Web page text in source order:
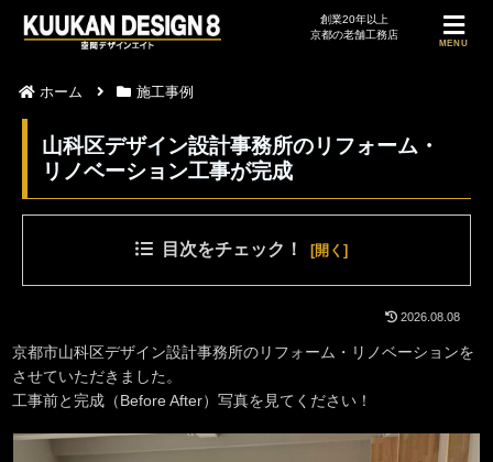
ホーム 施工事例
山科区デザイン設計事務所のリフォーム・
リノベーション工事が完成
目次をチェック！
2026.08.08
京都市山科区デザイン設計事務所のリフォーム・リノベーションを
させていただきました。
工事前と完成（Before After）写真を見てください！
MENU